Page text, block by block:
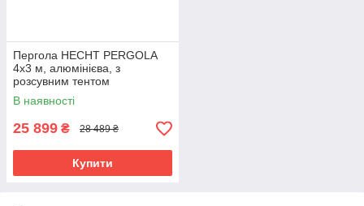
Пергола HECHT PERGOLA
4x3 м, алюмінієва, з
розсувним тентом
В наявності
25 899 ₴ 28 489 ₴
Купити